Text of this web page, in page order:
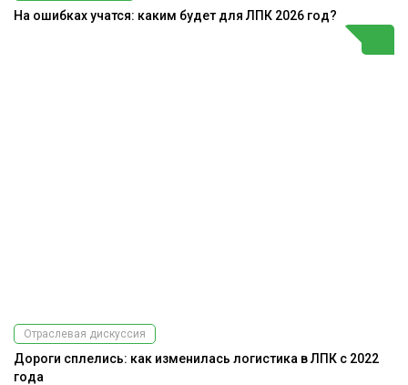
На ошибках учатся: каким будет для ЛПК 2026 год?
Отраслевая дискуссия
Дороги сплелись: как изменилась логистика в ЛПК с 2022
года